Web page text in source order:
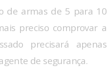
de armas de 5 para 10
preciso comprovar a
precisará apenas
de segurança.